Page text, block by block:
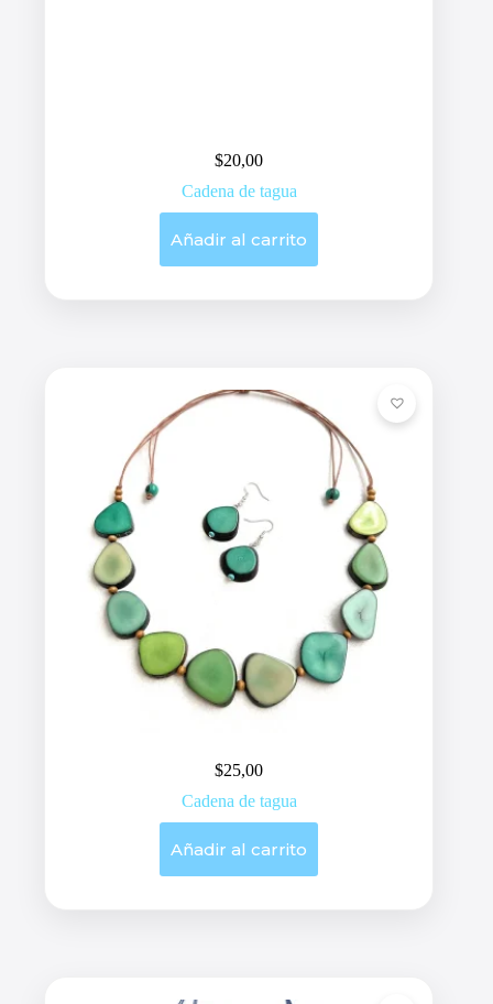
$20,00
Cadena de tagua
Añadir al carrito
$25,00
Cadena de tagua
Añadir al carrito